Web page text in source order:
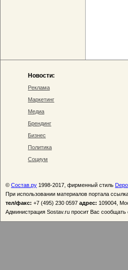
Новости:
Реклама
Маркетинг
Медиа
Брендинг
Бизнес
Политика
Социум
© Состав.ру 1998-2017, фирменный стиль
При использовании материалов портала
тел/факс: +7 (495) 230 0597 адрес: 109004,
Администрация Sostav.ru просит Вас